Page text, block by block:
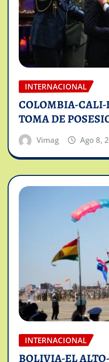
INTERNACIONAL
COLOMBIA-CALI-
TOMA DE
Vimag Ago 8,
INTERNACIONAL
BOLIVIA-EL